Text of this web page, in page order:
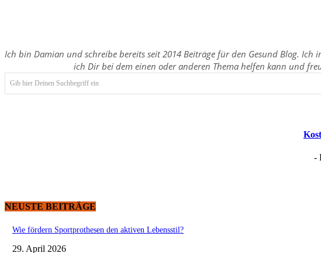
Ich bin Damian und schreibe bereits seit 2014 Beiträge für den Gesund Blog.
ich Dir bei dem einen oder anderen Thema helfen kann und
Gib hier Deinen Suchbegriff ein
-
NEUSTE BEITRÄGE
Wie fördern Sportprothesen den aktiven Lebensstil?
29. April 2026